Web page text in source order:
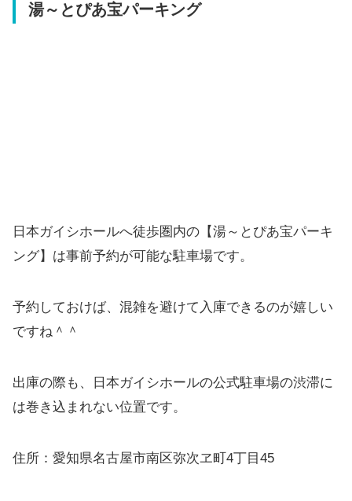
湯～とぴあ宝パーキング
日本ガイシホールへ徒歩圏内の【湯～とぴあ宝パーキ
ング】は事前予約が可能な駐車場です。
予約しておけば、混雑を避けて入庫できるのが嬉しい
ですね＾＾
出庫の際も、日本ガイシホールの公式駐車場の渋滞に
は巻き込まれない位置です。
住所：愛知県名古屋市南区弥次ヱ町4丁目45